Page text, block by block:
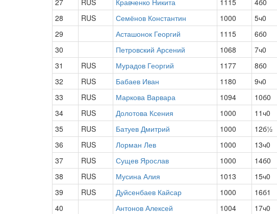
27
RUS Кравченко Никита 1115 4б0
28
RUS Семёнов Константин 1000 5ч0
29
Асташонок Георгий 1115 6б0
30
Петровский Арсений 1068 7ч0
31
RUS Мурадов Георгий 1177 8б0
32
RUS Бабаев Иван 1180 9ч0
33
RUS Маркова Варвара 1094 10б0
34
RUS Долотова Ксения 1000 11ч0
35
RUS Батуев Дмитрий 1000 12б½
36
RUS Лорман Лев 1000 13ч0
37
RUS Сущев Ярослав 1000 14б0
38
RUS Мусина Алия 1013 15ч0
39
RUS Дуйсенбаев Кайсар 1000 16б1
40
Антонов Алексей 1004 17ч0